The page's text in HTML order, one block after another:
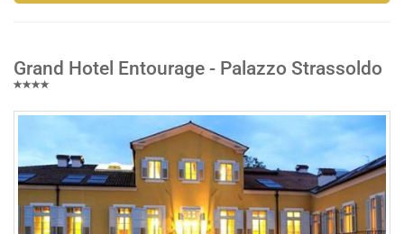
Grand Hotel Entourage - Palazzo Strassoldo